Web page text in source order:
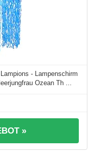
- Lampenschirm
Ozean Th ...
»